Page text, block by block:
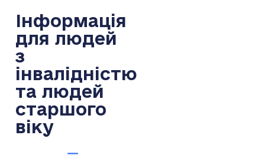
Інформація
для людей
з
інвалідністю
та людей
старшого
віку